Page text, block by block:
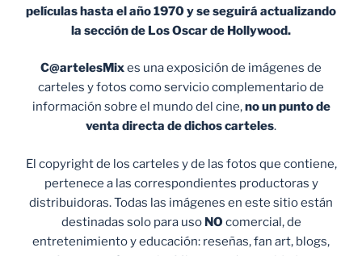
películas hasta el año 1970 y se seguirá actualizando
la sección de Los Oscar de Hollywood.
C@artelesMixes una exposición de imágenes de
carteles y fotos como servicio complementario de
información sobre el mundo del cine,no un punto de
venta directa de dichos carteles.
El copyright de los carteles y de las fotos que contiene,
pertenece a las correspondientes productoras y
distribuidoras. Todas las imágenes en este sitio están
destinadas solo para uso NO comercial, de
entretenimiento y educación: reseñas, fan art, blogs,